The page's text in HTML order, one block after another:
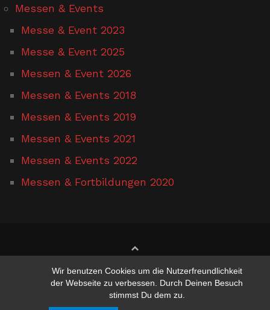
Wir benutzen Cookies um die Nutzerfreundlichkeit
der Webseite zu verbessen. Durch Deinen Besuch
stimmst Du dem zu.
Messen & Events
Messe & Event 2023
Messe & Event 2025
Messen & Event 2026
Messen & Events 2018
Messen & Events 2019
Messen & Events 2021
Messen & Events 2022
Messen & Fortbildungen 2020
www.hufschmied-gerusel.de
Suchen nach:
Suchen